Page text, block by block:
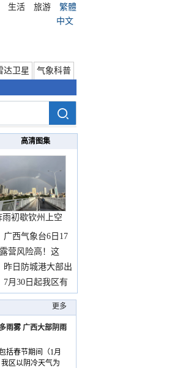
生活 旅游
繁體
中文
达卫星
气象科普
高清图集
雨初歇钦州上空
邂逅
广西气象台6日17
营风险高！这
昨日防城港大部出
7月30日起我区有
更多
雨雾 广西大部阴雨
括春节期间（1月
区以阴冷天气为